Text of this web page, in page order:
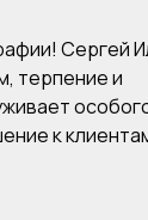
Сергей
терпение и
к